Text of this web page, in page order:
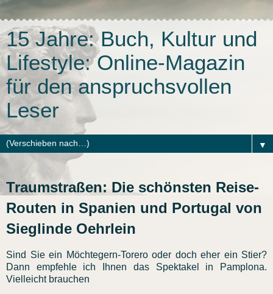
15 Jahre: Buch, Kultur und
Lifestyle: Online-Magazin
für den anspruchsvollen
Leser
▼
Traumstraßen: Die schönsten Reise-
Routen in Spanien und Portugal von
Sieglinde Oehrlein
Sind Sie ein Möchtegern-Torero oder doch eher ein Stier?
Dann empfehle ich Ihnen das Spektakel in Pamplona.
Vielleicht brauchen